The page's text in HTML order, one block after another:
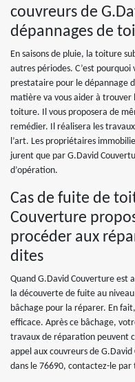
couvreurs de
dépannages de
En saisons de pluie, la toiture
autres périodes. C’est
prestataire pour le dépannage
matière va vous aider à trouver
toiture. Il vous proposera de
remédier. Il réalisera les
l’art. Les propriétaires
jurent que par G.David
d’opération.
Cas de fuite de
Couverture
procéder aux
dites
Quand G.David Couverture est
la découverte de fuite au
bâchage pour la réparer. En
efficace. Après ce bâchage,
travaux de réparation peuvent
appel aux couvreurs de
dans le 76690, contactez-le